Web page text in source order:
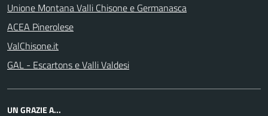
Unione Montana Valli Chisone e Germanasca
ACEA Pinerolese
ValChisone.it
GAL - Escartons e Valli Valdesi
UN GRAZIE A...